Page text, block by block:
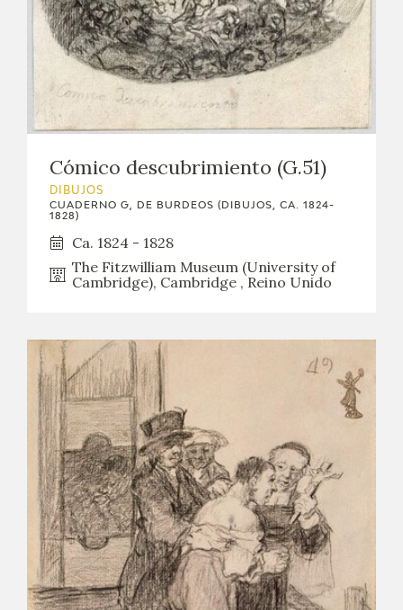
Cómico descubrimiento (G.51)
DIBUJOS
CUADERNO G, DE BURDEOS (DIBUJOS, CA. 1824-
1828)
Ca. 1824 - 1828
The Fitzwilliam Museum (University of
Cambridge), Cambridge , Reino Unido